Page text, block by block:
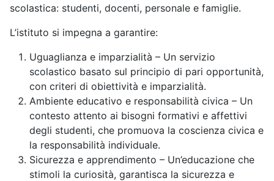
scolastica: studenti, docenti, personale e famiglie.
L’istituto si impegna a garantire:
Uguaglianza e imparzialità – Un servizio
scolastico basato sul principio di pari opportunità,
con criteri di obiettività e imparzialità.
Ambiente educativo e responsabilità civica – Un
contesto attento ai bisogni formativi e affettivi
degli studenti, che promuova la coscienza civica e
la responsabilità individuale.
Sicurezza e apprendimento – Un’educazione che
stimoli la curiosità, garantisca la sicurezza e